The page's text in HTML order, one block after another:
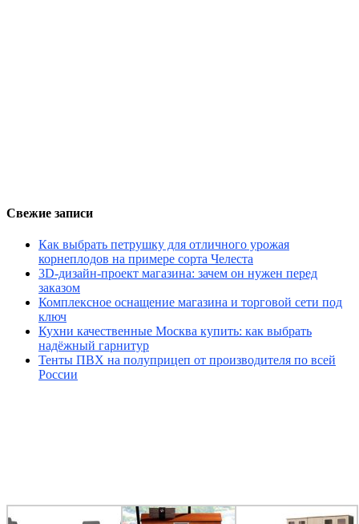
Свежие записи
Как выбрать петрушку для отличного урожая
корнеплодов на примере сорта Челеста
3D-дизайн-проект магазина: зачем он нужен перед
заказом
Комплексное оснащение магазина и торговой сети под
ключ
Кухни качественные Москва купить: как выбрать
надёжный гарнитур
Тенты ПВХ на полуприцеп от производителя по всей
России